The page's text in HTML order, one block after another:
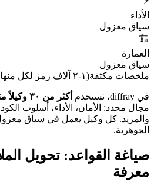
الأداء
سياق معزول
🏗️
العمارة
سياق معزول
ملخصات مكثفة(١-٢ آلاف رمز لكل منها)
في diffray، نستخدم أكثر من ٣٠ وكيلاً متخصصاً
مجال محدد: الأمان، الأداء، أسلوب
والمزيد. كل وكيل يعمل في سياق
الجوهرية.
صياغة القواعد: تحويل
معرفة